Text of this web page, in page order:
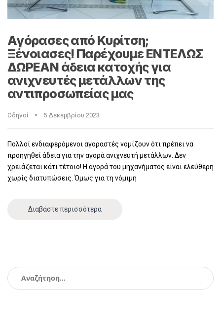
Αγόρασες από Κυρίτση;
Ξένοιασες! Παρέχουμε ΕΝΤΕΛΩΣ
ΔΩΡΕΑΝ άδεια κατοχής για
ανιχνευτές μετάλλων της
αντιπροσωπείας μας
Οδηγοί 5 Δεκεμβρίου 2023
Πολλοί ενδιαφερόμενοι αγοραστές νομίζουν ότι πρέπει να
προηγηθεί άδεια για την αγορά ανιχνευτή μετάλλων. Δεν
χρειάζεται κάτι τέτοιο! Η αγορά του μηχανήματος είναι ελεύθερη
χωρίς διατυπώσεις. Όμως για τη νόμιμη
Διαβάστε περισσότερα
Αναζήτηση
για: